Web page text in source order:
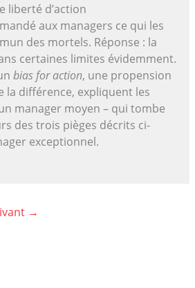
liberté d’action
aux managers ce qui les
des mortels. Réponse : la
certaines limites évidemment.
bias for action, une propension
la différence, expliquent les
manager moyen – qui tombe
des trois pièges décrits ci-
exceptionnel.
→